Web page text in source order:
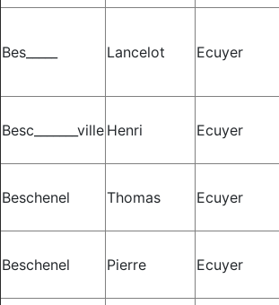
Bes_____ Lancelot Ecuyer
Besc_______ville Henri Ecuyer
Beschenel Thomas Ecuyer
Beschenel Pierre Ecuyer